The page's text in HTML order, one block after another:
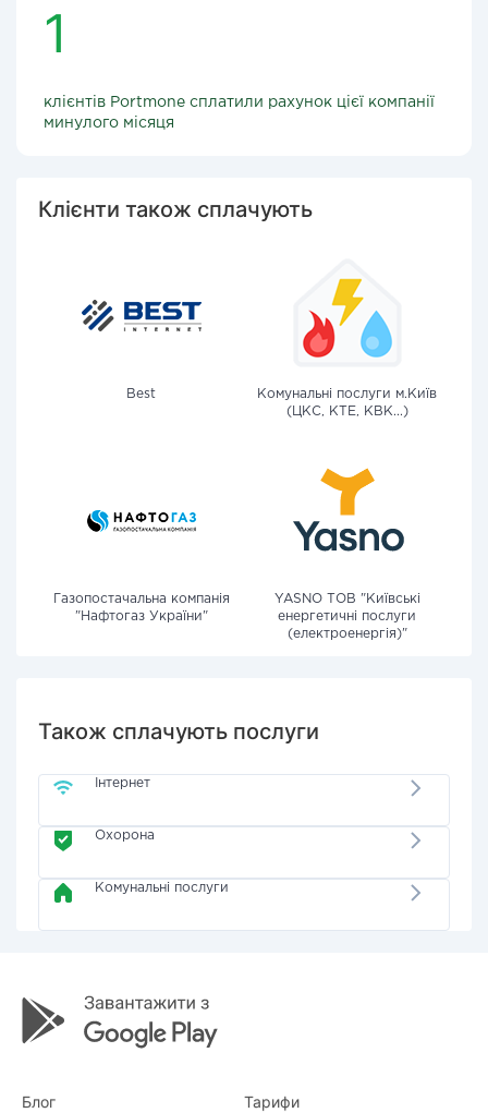
1
клієнтів Portmone сплатили рахунок цієї компанії
минулого місяця
Клієнти також сплачують
Best
Комунальні послуги м.Київ
(ЦКС, КТЕ, КВК...)
Газопостачальна компанія
"Нафтогаз України"
YASNO ТОВ "Київські
енергетичні послуги
(електроенергія)"
Також сплачують послуги
Інтернет
Охорона
Комунальні послуги
Блог Тарифи